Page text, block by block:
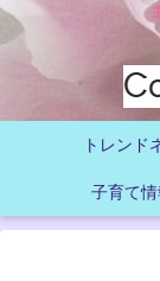
トレンド
子育て情